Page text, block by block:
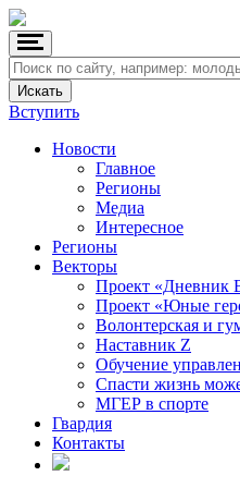
Вступить
Новости
Главное
Регионы
Медиа
Интересное
Регионы
Векторы
Проект «Дневник
Проект «Юные
Волонтерская и
Наставник Z
Обучение
Спасти жизнь
МГЕР в спорте
Гвардия
Контакты